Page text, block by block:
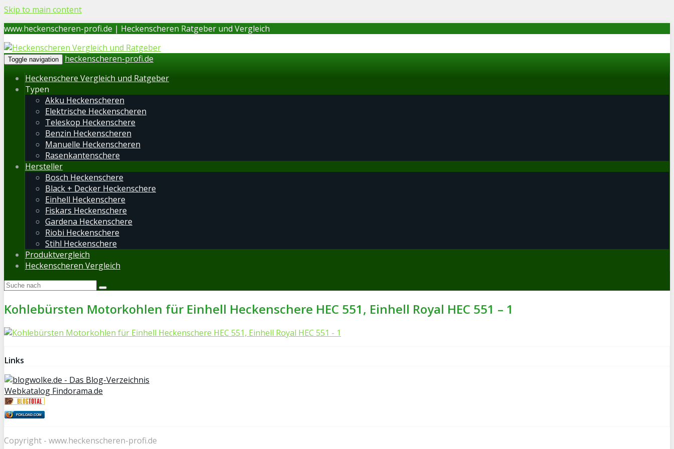
Skip to main content
www.heckenscheren-profi.de | Heckenscheren Ratgeber und Vergleich
Toggle navigation
heckenscheren-profi.de
Heckenschere Vergleich und Ratgeber
Typen
Akku Heckenscheren
Elektrische Heckenscheren
Teleskop Heckenschere
Benzin Heckenscheren
Manuelle Heckenscheren
Rasenkantenschere
Hersteller
Bosch Heckenschere
Black + Decker Heckenschere
Einhell Heckenschere
Fiskars Heckenschere
Gardena Heckenschere
Riobi Heckenschere
Stihl Heckenschere
Produktvergleich
Heckenscheren Vergleich
Kohlebürsten Motorkohlen für Einhell Heckenschere HEC 551, Einhell Royal HEC 551 – 1
Links
Webkatalog Findorama.de
FOXLOAD.COM
Copyright - www.heckenscheren-profi.de